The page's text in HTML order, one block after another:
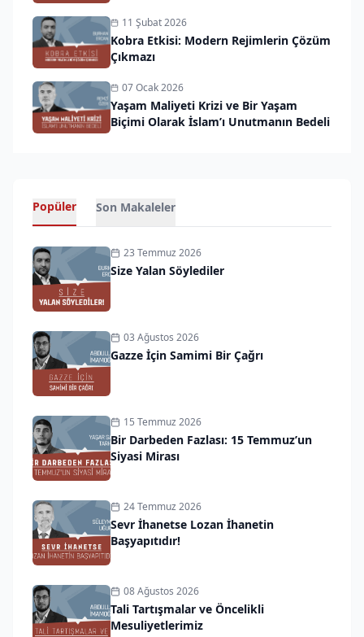
11 Şubat 2026
Kobra Etkisi: Modern Rejimlerin Çözüm
Çıkmazı
07 Ocak 2026
Yaşam Maliyeti Krizi ve Bir Yaşam
Biçimi Olarak İslam’ı Unutmanın Bedeli
Popüler Son Makaleler
23 Temmuz 2026
Size Yalan Söylediler
03 Ağustos 2026
Gazze İçin Samimi Bir Çağrı
15 Temmuz 2026
Bir Darbeden Fazlası: 15 Temmuz’un
Siyasi Mirası
24 Temmuz 2026
Sevr İhanetse Lozan İhanetin
Başyapıtıdır!
08 Ağustos 2026
Tali Tartışmalar ve Öncelikli
Mesuliyetlerimiz